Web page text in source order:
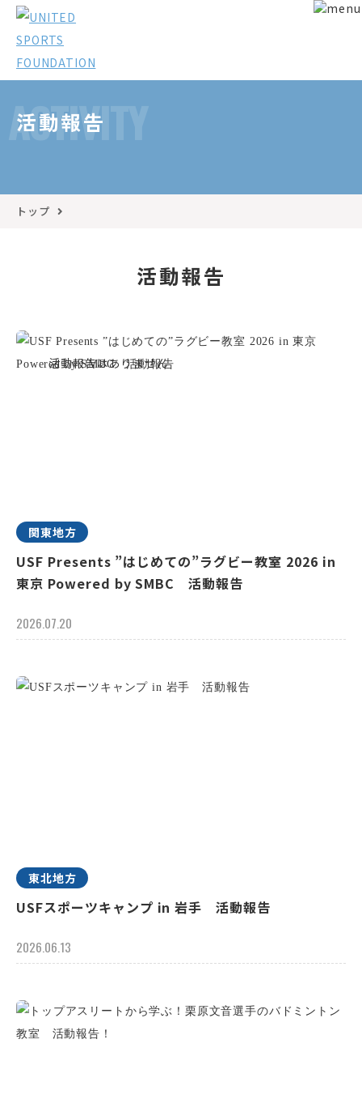
ACTIVITY
活動報告
トップ
活動報告
関東地方
USF Presents ”はじめての”ラグビー教室 2026 in
東京 Powered by SMBC 活動報告
2026.07.20
東北地方
USFスポーツキャンプ in 岩手 活動報告
2026.06.13